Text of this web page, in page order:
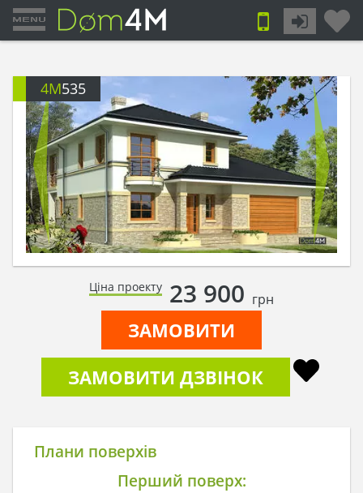
4M535
Ціна проекту 23 900 грн
ЗАМОВИТИ
ЗАМОВИТИ ДЗВІНОК
Плани поверхів
Перший поверх: